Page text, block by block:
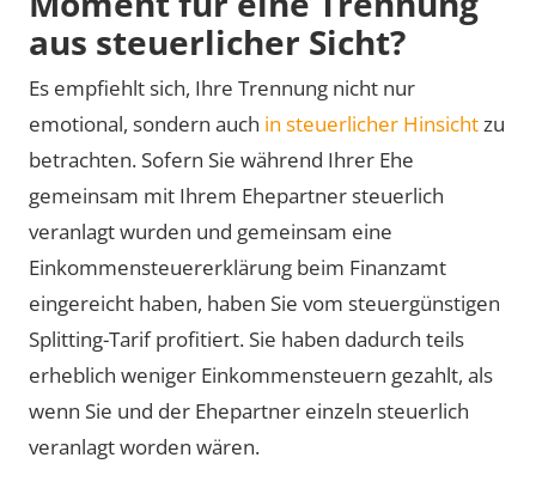
aus steuerlicher Sicht?
Es empfiehlt sich, Ihre Trennung nicht nur
emotional, sondern auch in steuerlicher Hinsichtzu
betrachten. Sofern Sie während Ihrer Ehe
gemeinsam mit Ihrem Ehepartner steuerlich
veranlagt wurden und gemeinsam eine
Einkommensteuererklärung beim Finanzamt
eingereicht haben, haben Sie vom steuergünstigen
Splitting-Tarif profitiert. Sie haben dadurch teils
erheblich weniger Einkommensteuern gezahlt, als
wenn Sie und der Ehepartner einzeln steuerlich
veranlagt worden wären.